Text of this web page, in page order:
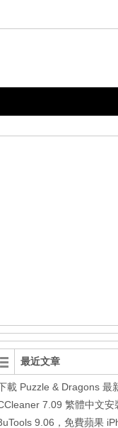
最近文章